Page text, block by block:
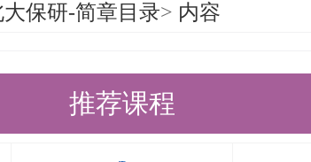
浏览器），注册登录后，选
大保研-简章目录> 内容
推荐课程